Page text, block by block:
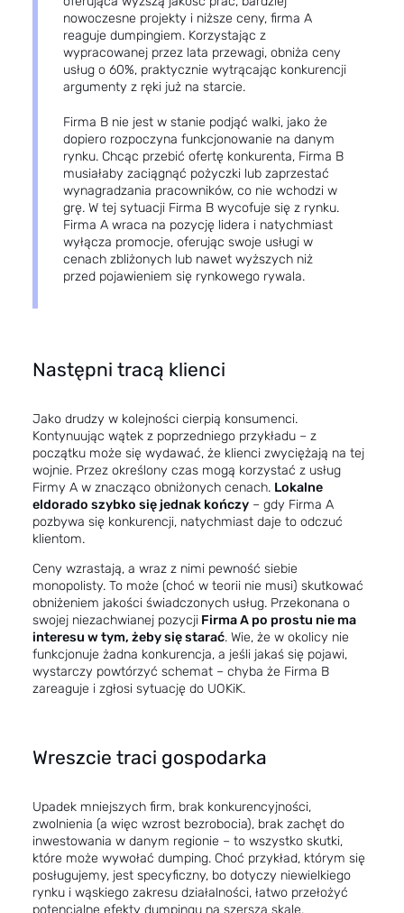
nowoczesne projekty i niższe ceny, firma A
reaguje dumpingiem. Korzystając z
wypracowanej przez lata przewagi, obniża ceny
usług o 60%, praktycznie wytrącając konkurencji
argumenty z ręki już na starcie.
Firma B nie jest w stanie podjąć walki, jako że
dopiero rozpoczyna funkcjonowanie na danym
rynku. Chcąc przebić ofertę konkurenta, Firma B
musiałaby zaciągnąć pożyczki lub zaprzestać
wynagradzania pracowników, co nie wchodzi w
grę. W tej sytuacji Firma B wycofuje się z rynku.
Firma A wraca na pozycję lidera i natychmiast
wyłącza promocje, oferując swoje usługi w
cenach zbliżonych lub nawet wyższych niż
przed pojawieniem się rynkowego rywala.
Następni tracą klienci
Jako drudzy w kolejności cierpią konsumenci.
Kontynuując wątek z poprzedniego przykładu – z
początku może się wydawać, że klienci zwyciężają na tej
wojnie. Przez określony czas mogą korzystać z usług
Firmy A w znacząco obniżonych cenach. Lokalne
eldorado szybko się jednak kończy – gdy Firma A
pozbywa się konkurencji, natychmiast daje to odczuć
klientom.
Ceny wzrastają, a wraz z nimi pewność siebie
monopolisty. To może (choć w teorii nie musi) skutkować
obniżeniem jakości świadczonych usług. Przekonana o
swojej niezachwianej pozycji Firma A po prostu nie ma
interesu w tym, żeby się starać. Wie, że w okolicy nie
funkcjonuje żadna konkurencja, a jeśli jakaś się pojawi,
wystarczy powtórzyć schemat – chyba że Firma B
zareaguje i zgłosi sytuację do UOKiK.
Wreszcie traci gospodarka
Upadek mniejszych firm, brak konkurencyjności,
zwolnienia (a więc wzrost bezrobocia), brak zachęt do
inwestowania w danym regionie – to wszystko skutki,
które może wywołać dumping. Choć przykład, którym się
posługujemy, jest specyficzny, bo dotyczy niewielkiego
rynku i wąskiego zakresu działalności, łatwo przełożyć
potencjalne efekty dumpingu na szerszą skalę.